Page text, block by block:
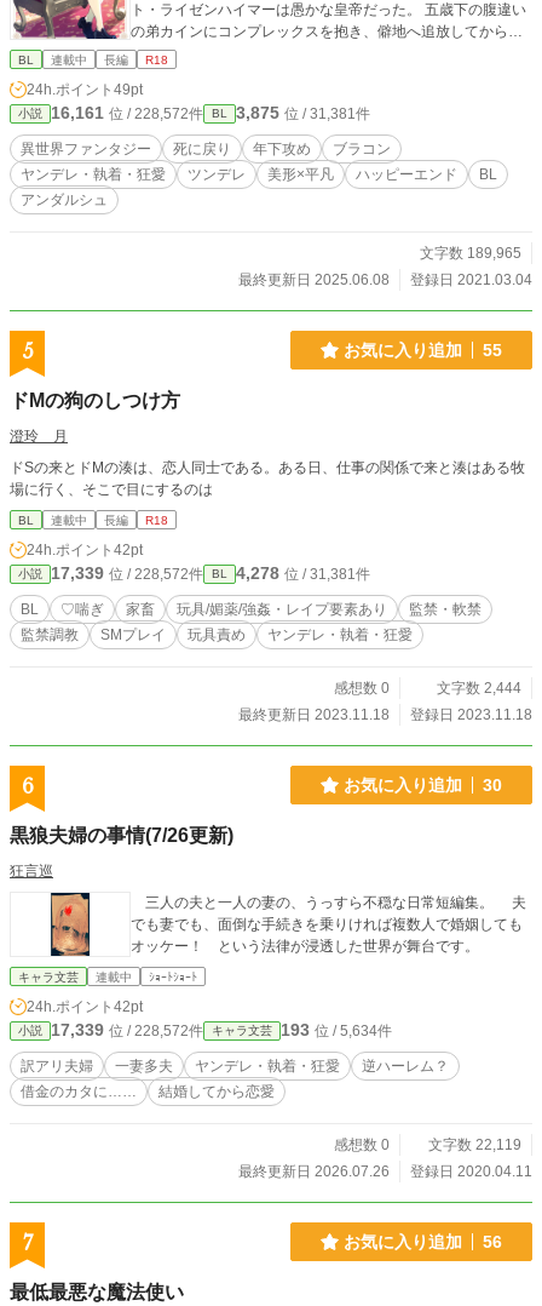
ト・ライゼンハイマーは愚かな皇帝だった。 五歳下の腹違い
の弟カインにコンプレックスを抱き、僻地へ追放してから本
格的に人生が狂いだした。 自分に甘い言葉を囁く人間だけ重
革命軍を率いていたのは「黒髪の獅子」と呼ばれるようにな
った弟だった。 彼の剣によって命を落としたレオンハルト
は、しかし次に目覚めた時少年の姿に戻っていた。 それはカ
インの腹心であるリヒトの仕業だった。彼はレオンハルトに
命じる。 「弟をベタベタに可愛がって死ぬまで仲良く暮らさ
ンは堂々としたブラコンに成長し天才と呼ばれるカインに慕
われるレオンハルトの評価も上がっていくが……？ FANBOX
BL 連載中 長編 R18
24h.ポイント 49pt
小説 16,161 位 / 228,572件 BL 3,875 位 / 31,381件
異世界ファンタジー 死に戻り 年下攻め
ブラコン
ヤンデレ・執着・狂愛
ツンデレ 美形×平凡 ハッピーエンド
BL
アンダルシュ
文字数 189,965
最終更新日 2025.06.08
登録日 2021.03.04
5 お気に入り追加 55
ドMの狗のしつけ方
澄玲 月
ドSの来とドMの湊は、恋人同士である。ある日、仕事の関係で来と湊はある牧
場に行く、そこで目にするのは
BL 連載中 長編 R18
24h.ポイント 42pt
小説 17,339 位 / 228,572件 BL 4,278 位 / 31,381件
BL ♡喘ぎ 家畜 玩具/媚薬/強姦・レイプ要素あり
監禁・軟禁
監禁調教
SMプレイ 玩具責め ヤンデレ・執着・狂愛
感想数 0
文字数 2,444
最終更新日 2023.11.18
登録日 2023.11.18
6 お気に入り追加 30
黒狼夫婦の事情(7/26更新)
狂言巡
三人の夫と一人の妻の、うっすら不穏な日常短編集。 夫
でも妻でも、面倒な手続きを乗りければ複数人で婚姻しても
オッケー！ という法律が浸透した世界が舞台です。
キャラ文芸 連載中 ｼｮｰﾄｼｮｰﾄ
24h.ポイント 42pt
小説 17,339 位 / 228,572件 キャラ文芸 193 位 / 5,634件
訳アリ夫婦 一妻多夫 ヤンデレ・執着・狂愛
逆ハーレム？
借金のカタに……
結婚してから恋愛
感想数 0
文字数 22,119
最終更新日 2026.07.26
登録日 2020.04.11
7 お気に入り追加 56
最低最悪な魔法使い